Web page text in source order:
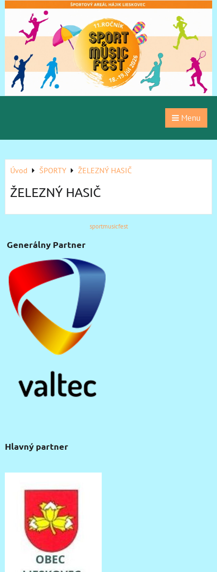
Menu
Úvod ŠPORTY ŽELEZNÝ HASIČ
ŽELEZNÝ HASIČ
sportmusicfest
Generálny Partner
Hlavný partner